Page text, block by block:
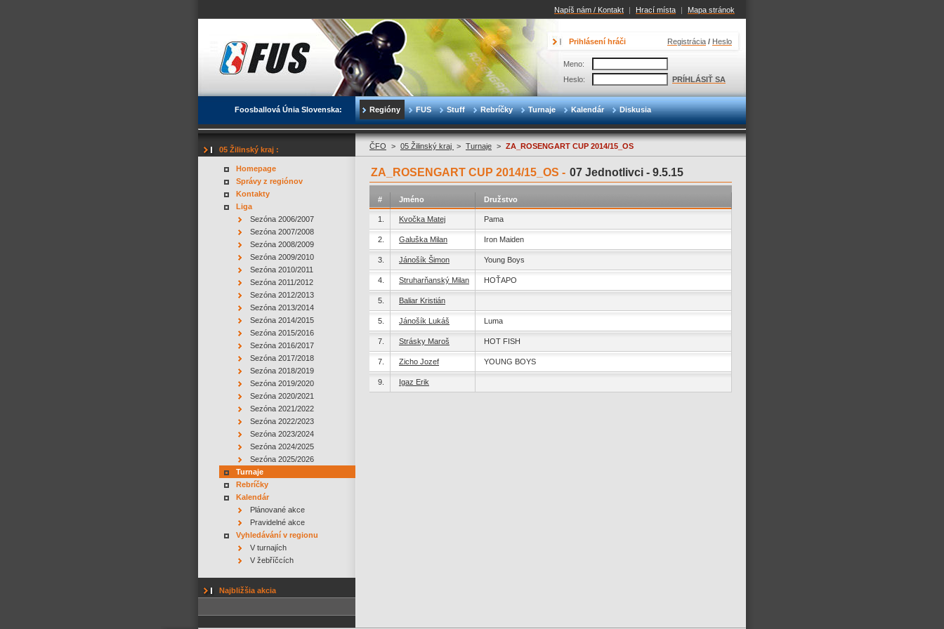
Napíš nám / Kontakt | Hrací místa | Mapa stránok
Foosballová Únia Slovenska: Regióny FUS Stuff Rebríčky Turnaje Kalendár Diskusia
Prihlásení hráči Registrácia / Heslo
Meno:
Heslo:
PRÍHLÁSIŤ SA
05 Žilinský kraj :
Homepage
Správy z regiónov
Kontakty
Liga
Sezóna 2006/2007
Sezóna 2007/2008
Sezóna 2008/2009
Sezóna 2009/2010
Sezóna 2010/2011
Sezóna 2011/2012
Sezóna 2012/2013
Sezóna 2013/2014
Sezóna 2014/2015
Sezóna 2015/2016
Sezóna 2016/2017
Sezóna 2017/2018
Sezóna 2018/2019
Sezóna 2019/2020
Sezóna 2020/2021
Sezóna 2021/2022
Sezóna 2022/2023
Sezóna 2023/2024
Sezóna 2024/2025
Sezóna 2025/2026
Turnaje
Rebríčky
Kalendár
Plánované akce
Pravidelné akce
Vyhledávání v regionu
V turnajích
V žebříčcích
Najbližšia akcia
ČFO > 05 Žilinský kraj > Turnaje > ZA_ROSENGART CUP 2014/15_OS
ZA_ROSENGART CUP 2014/15_OS - 07 Jednotlivci - 9.5.15
# Jméno Družstvo
1. Kvočka Matej Pama
2. Galuška Milan Iron Maiden
3. Jánošík Šimon Young Boys
4. Struharňanský Milan HOŤAPO
5. Baliar Kristián
5. Jánošík Lukáš Luma
7. Strásky Maroš HOT FISH
7. Zicho Jozef YOUNG BOYS
9. Igaz Erik